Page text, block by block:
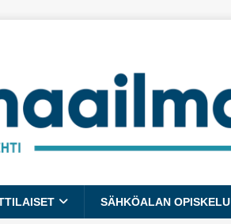
SÄHKÖALAN OPISKELU